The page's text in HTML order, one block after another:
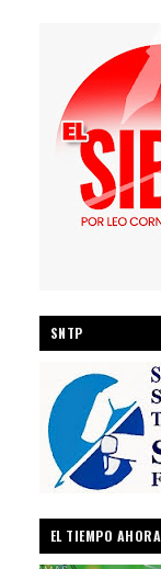
SNTP
EL TIEMPO AHORA